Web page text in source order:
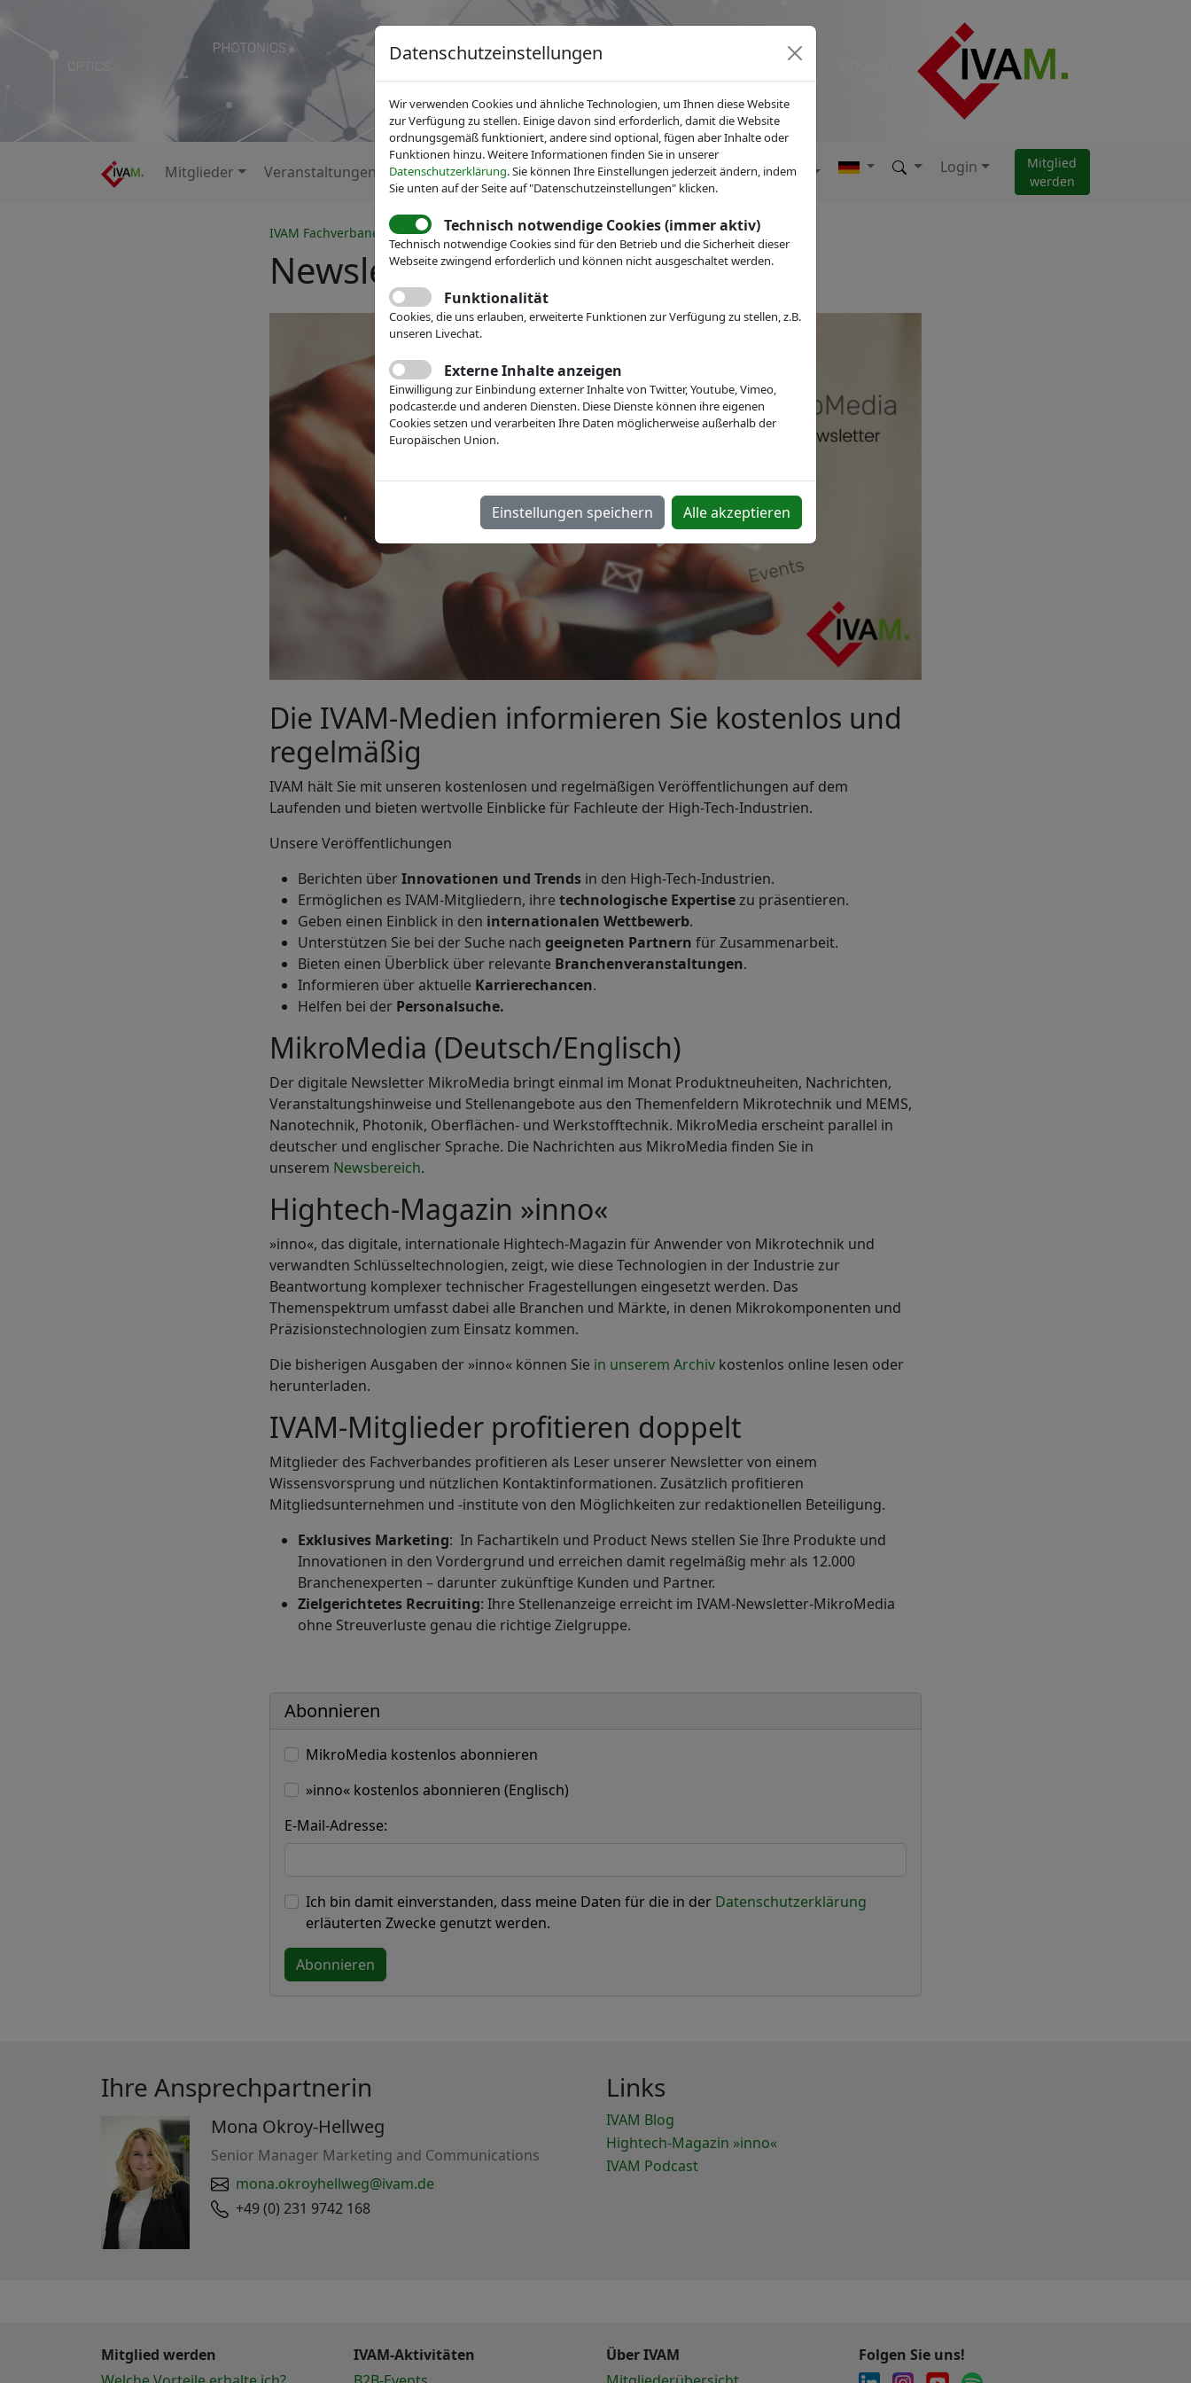
Mitglieder Veranstaltungen News Dienstleistungen Fachgruppen Über IVAM Login
Mitglied
werden
IVAM Fachverband für Mikrotechnik News
Newsletter
Die IVAM-Medien informieren Sie kostenlos und
regelmäßig
IVAM hält Sie mit unseren kostenlosen und regelmäßigen Veröffentlichungen auf dem
Laufenden und bieten wertvolle Einblicke für Fachleute der High-Tech-Industrien.
Unsere Veröffentlichungen
Berichten überInnovationen und Trends in den High-Tech-Industrien.
Ermöglichen es IVAM-Mitgliedern, ihre technologische Expertisezu präsentieren.
Geben einen Einblick in den internationalen Wettbewerb.
Unterstützen Sie bei der Suche nach geeigneten Partnern für Zusammenarbeit.
Bieten einen Überblick über relevante Branchenveranstaltungen.
Informieren über aktuelle Karrierechancen.
Helfen bei der Personalsuche.
MikroMedia (Deutsch/Englisch)
Der digitale Newsletter MikroMedia bringt einmal im Monat Produktneuheiten, Nachrichten,
Veranstaltungshinweise und Stellenangebote aus den Themenfeldern Mikrotechnik und MEMS,
Nanotechnik, Photonik, Oberflächen- und Werkstofftechnik. MikroMedia erscheint parallel in
deutscher und englischer Sprache. Die Nachrichten aus MikroMedia finden Sie in
unserem Newsbereich.
Hightech-Magazin »inno«
»inno«, das digitale, internationale Hightech-Magazin für Anwender von Mikrotechnik und
verwandten Schlüsseltechnologien, zeigt, wie diese Technologien in der Industrie zur
Beantwortung komplexer technischer Fragestellungen eingesetzt werden. Das
Themenspektrum umfasst dabei alle Branchen und Märkte, in denen Mikrokomponenten und
Präzisionstechnologien zum Einsatz kommen.
Die bisherigen Ausgaben der »inno« können Sie in unserem Archiv kostenlos online lesen oder
herunterladen.
IVAM-Mitglieder profitieren doppelt
Mitglieder des Fachverbandes profitieren als Leser unserer Newsletter von einem
Wissensvorsprung und nützlichen Kontaktinformationen. Zusätzlich profitieren
Mitgliedsunternehmen und -institute von den Möglichkeiten zur redaktionellen Beteiligung.
Exklusives Marketing: In Fachartikeln und Product News stellen Sie Ihre Produkte und
Innovationen in den Vordergrund und erreichen damit regelmäßig mehr als 12.000
Branchenexperten – darunter zukünftige Kunden und Partner.
Zielgerichtetes Recruiting: Ihre Stellenanzeige erreicht im IVAM-Newsletter-MikroMedia
ohne Streuverluste genau die richtige Zielgruppe.
Abonnieren
MikroMedia kostenlos abonnieren
»inno« kostenlos abonnieren (Englisch)
E-Mail-Adresse:
Ich bin damit einverstanden, dass meine Daten für die in der Datenschutzerklärung
erläuterten Zwecke genutzt werden.
Abonnieren
Ihre Ansprechpartnerin
Mona Okroy-Hellweg
Senior Manager Marketing and Communications
mona.okroyhellweg@ivam.de
+49 (0) 231 9742 168
Links
IVAM Blog
Hightech-Magazin »inno«
IVAM Podcast
Mitglied werden
IVAM-Aktivitäten
Über IVAM
Folgen Sie uns!
Datenschutzeinstellungen
Wir verwenden Cookies und ähnliche Technologien, um Ihnen diese Website
zur Verfügung zu stellen. Einige davon sind erforderlich, damit die Website
ordnungsgemäß funktioniert, andere sind optional, fügen aber Inhalte oder
Funktionen hinzu. Weitere Informationen finden Sie in unserer
Datenschutzerklärung. Sie können Ihre Einstellungen jederzeit ändern, indem
Sie unten auf der Seite auf "Datenschutzeinstellungen" klicken.
Technisch notwendige Cookies (immer aktiv)
Technisch notwendige Cookies sind für den Betrieb und die Sicherheit dieser
Webseite zwingend erforderlich und können nicht ausgeschaltet werden.
Funktionalität
Cookies, die uns erlauben, erweiterte Funktionen zur Verfügung zu stellen, z.B.
unseren Livechat.
Externe Inhalte anzeigen
Einwilligung zur Einbindung externer Inhalte von Twitter, Youtube, Vimeo,
podcaster.de und anderen Diensten. Diese Dienste können ihre eigenen
Cookies setzen und verarbeiten Ihre Daten möglicherweise außerhalb der
Europäischen Union.
Einstellungen speichern Alle akzeptieren